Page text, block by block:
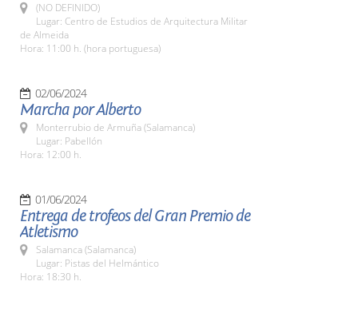
(NO DEFINIDO)
Lugar: Centro de Estudios de Arquitectura Militar
de Almeida
Hora: 11:00 h. (hora portuguesa)
02/06/2024
Marcha por Alberto
Monterrubio de Armuña (Salamanca)
Lugar: Pabellón
Hora: 12:00 h.
01/06/2024
Entrega de trofeos del Gran Premio de
Atletismo
Salamanca (Salamanca)
Lugar: Pistas del Helmántico
Hora: 18:30 h.